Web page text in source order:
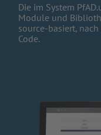
Die im System
Module und
source-basiert,
Code.